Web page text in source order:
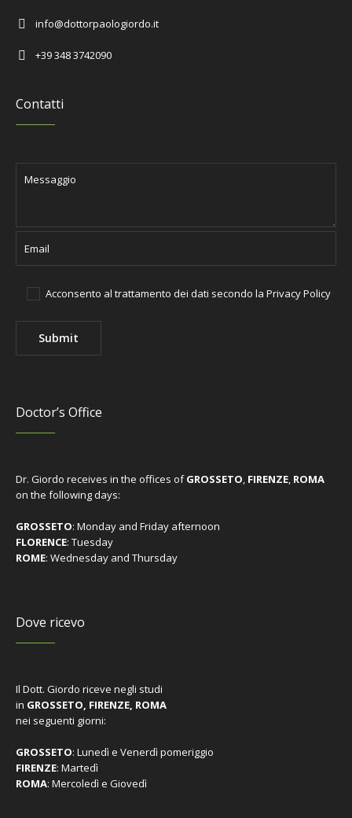
info@dottorpaologiordo.it
+39 348 3742090
Contatti
Acconsento al trattamento dei dati secondo laPrivacy Policy
Doctor’s Office
Dr. Giordo receives in the offices ofGROSSETO, FIRENZE, ROMA
on the following days:
GROSSETO: Monday and Friday afternoon
FLORENCE: Tuesday
ROME: Wednesday and Thursday
Dove ricevo
Il Dott. Giordo riceve negli studi
in GROSSETO, FIRENZE, ROMA
nei seguenti giorni:
GROSSETO: Lunedì e Venerdì pomeriggio
FIRENZE: Martedì
ROMA: Mercoledì e Giovedì